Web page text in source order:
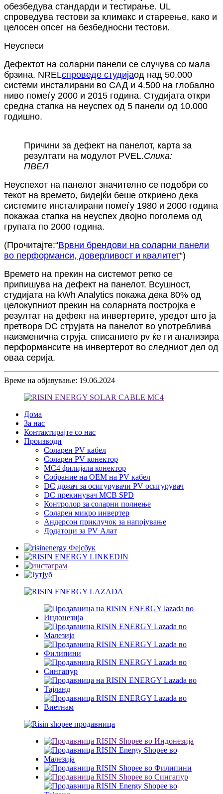
обезбедува стандарди и тестирање. UL
спроведува тестови за климакс и стареење, како и
целосен опсег на безбедносни тестови.
Неуспеси
Дефектот на соларни панели се случува со мала
брзина. NRELспроведе студијаод над 50.000
системи инсталирани во САД и 4.500 на глобално
ниво помеѓу 2000 и 2015 година. Студијата откри
средна стапка на неуспех од 5 панели од 10.000
годишно.
Причини за дефект на панелот, карта за
резултати на модулот PVEL.Слика:
ПВЕЛ
Неуспехот на панелот значително се подобри со
текот на времето, бидејќи беше откриено дека
системите инсталирани помеѓу 1980 и 2000 година
покажаа стапка на неуспех двојно поголема од
групата по 2000 година.
(Прочитајте:“Врвни брендови на соларни панели
во перформанси, доверливост и квалитет“)
Времето на прекин на системот ретко се
припишува на дефект на панелот. Всушност,
студијата на kWh Analytics покажа дека 80% од
целокупниот прекин на соларната постројка е
резултат на дефект на инвертерите, уредот што ја
претвора DC струјата на панелот во употреблива
наизменична струја. списанието pv ќе ги анализира
перформансите на инвертерот во следниот дел од
оваа серија.
Време на објавување: 19.06.2024
Дома
За нас
Контактирајте со нас
Производи
Соларен PV кабел
Соларен PV конектор
MC4 филијала конектор
Собрание на ОЕМ на PV кабел
DC држач за осигурувачи PV осигурувач
DC прекинувач MCB SPD
Контролор за соларни полнење
Соларен микро инвертер
Андерсон приклучок за напојување
Додатоци за PV Алат